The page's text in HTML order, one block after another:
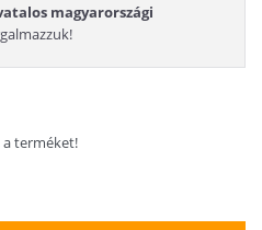
magyarországi
a terméket!